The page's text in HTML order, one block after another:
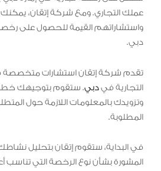
عملك التجاري. ومع شركة إتقان،
واستشاراتهم القيمة للحصول على
دبي.
تقدم شركة إتقان استشارات
التجارية فيدبي. ستقوم بتوجيهك
وتزويدك بالمعلومات اللازمة حول
المطلوبة.
في البداية، ستقوم إتقان بتحليل نشاطك
المشورة بشأن نوع الرخصة التي